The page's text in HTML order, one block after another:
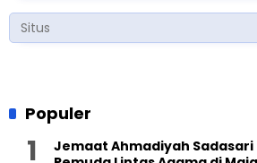
Populer
Jemaat Ahmadiyah Sadasari